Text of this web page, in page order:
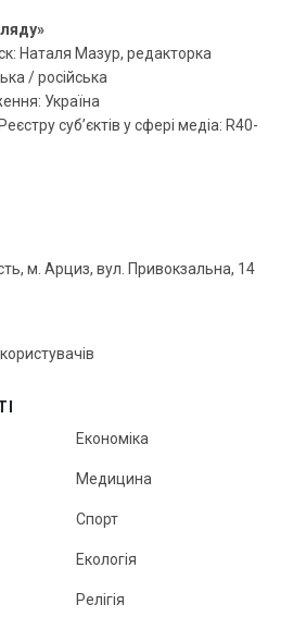
Наталя Мазур, редакторка
/ російська
Україна
суб’єктів у сфері медіа: R40-
м. Арциз, вул. Привокзальна, 14
Економіка
Медицина
Спорт
Екологія
Релігія